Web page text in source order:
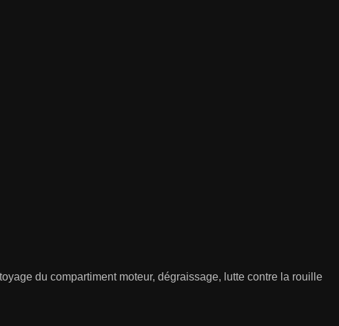
du compartiment moteur, dégraissage, lutte contre la rouille